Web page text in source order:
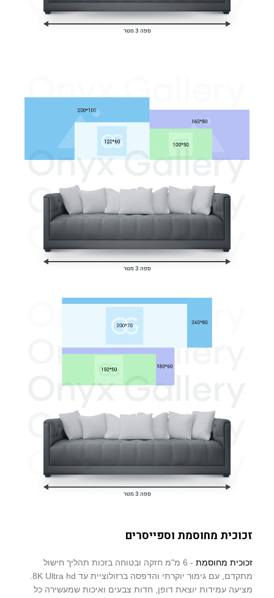
זכוכית מחוסמת וספייסרים
זכוכית מחוסמת
- 6 מ"מ חזקה ובטוחה בזכות תהליך חישול
מציעה עמידות יוצאת דופן, חדות צבעים ואיכות שמעשירה כל